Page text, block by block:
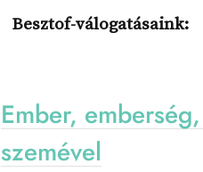
Besztof-válogatásaink:
Ember,
szemével